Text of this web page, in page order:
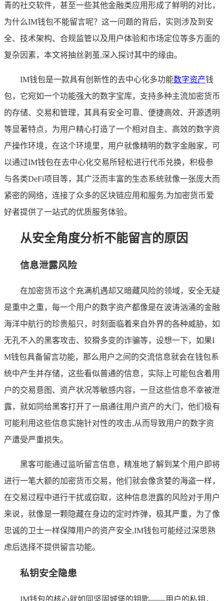
青的社交软件，甚至一些其他金融类应用形成了鲜明的对比，
为什么IM钱包不能留言呢？这一问题的背后，实则涉及到安
全、技术架构、合规监管以及用户体验和市场定位等多方面的
复杂因素，本文将抽丝剥茧,深入探讨其中的缘由。
IM钱包是一款具有创新性的去中心化多功能数字资产钱
包，它宛如一个功能强大的数字宝库，支持多种主流加密货币
的存储、交易和管理，其具有安全可靠、便捷高效、开源透明
等显著特点，为用户精心打造了一个相对自主、高效的数字资
产操作环境，在这个环境里，用户就像精明的数字金融家，可
以通过IM钱包在去中心化交易所轻松进行代币兑换，积极参
与各类DeFi项目等，其广泛而丰富的生态系统就像一张庞大而
紧密的网络，连接了众多的区块链应用和服务,为加密货币爱
好者提供了一站式的优质服务体验。
从安全角度分析不能留言的原因
信息泄露风险
在加密货币这个充满机遇却又暗藏风险的领域，安全无疑
是重中之重，每一个用户的数字资产都像是在波涛汹涌的金融
海洋中航行的珍贵船只，时刻面临着来自外界的各种威胁，如
无孔不入的黑客攻击、狡猾多变的诈骗等，设想一下，如果I
M钱包具备留言功能，那么用户之间的交流信息就会在钱包系
统中产生并存储，这些看似普通的信息，实际上可能包含着用
户的交易意图、资产状况等敏感内容，一旦这些信息不幸被泄
露，就如同给黑客打开了一扇通往用户资产的大门，他们极有
可能利用这些信息实施针对性的攻击,从而导致用户的数字资
产遭受严重损失。
黑客可能通过监听留言信息，精准地了解到某个用户即将
进行一笔大额的加密货币交易，他们就会像贪婪的海盗一样，
在交易过程中进行干扰或窃取，这种信息泄露的风险对于用户
来说，就像是一颗隐藏在身边的定时炸弹，极其严重，为了像
忠诚的卫士一样保障用户的资产安全,IM钱包可能经过深思熟
虑后选择不提供留言功能。
私钥安全隐患
IM钱包的核心就如同坚固城堡的钥匙——用户的私钥，